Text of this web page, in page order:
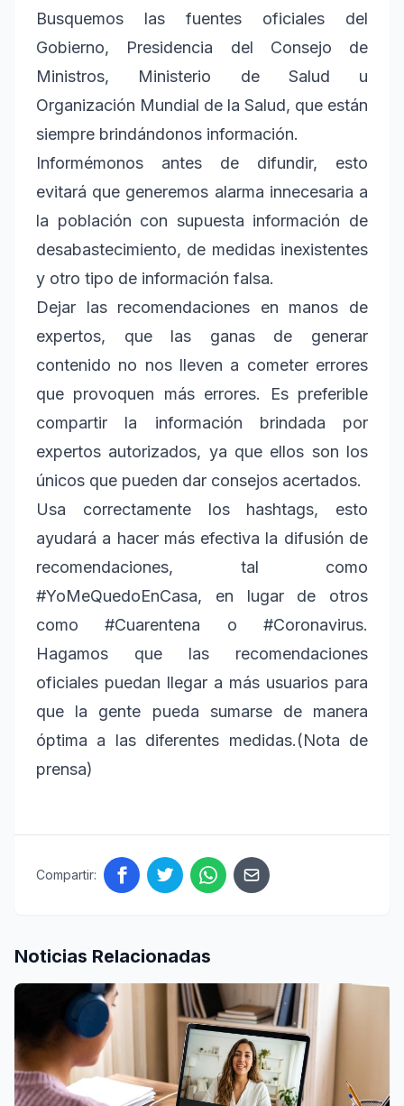
Busquemos las fuentes oficiales del
Gobierno, Presidencia del Consejo de
Ministros, Ministerio de Salud u
Organización Mundial de la Salud, que están
siempre brindándonos información.
Informémonos antes de difundir, esto
evitará que generemos alarma innecesaria a
la población con supuesta información de
desabastecimiento, de medidas inexistentes
y otro tipo de información falsa.
Dejar las recomendaciones en manos de
expertos, que las ganas de generar
contenido no nos lleven a cometer errores
que provoquen más errores. Es preferible
compartir la información brindada por
expertos autorizados, ya que ellos son los
únicos que pueden dar consejos acertados.
Usa correctamente los hashtags, esto
ayudará a hacer más efectiva la difusión de
recomendaciones, tal como
#YoMeQuedoEnCasa, en lugar de otros
como #Cuarentena o #Coronavirus.
Hagamos que las recomendaciones
oficiales puedan llegar a más usuarios para
que la gente pueda sumarse de manera
óptima a las diferentes medidas.(Nota de
prensa)
Compartir:
Noticias Relacionadas